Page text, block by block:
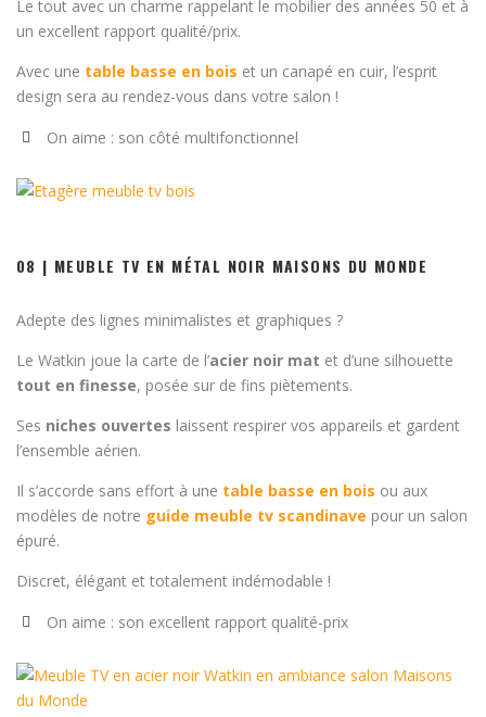
Le tout avec un charme rappelant le mobilier des années 50 et à
un excellent rapport qualité/prix.
Avec une table basse en bois et un canapé en cuir, l’esprit
design sera au rendez-vous dans votre salon !
On aime : son côté multifonctionnel
08 | MEUBLE TV EN MÉTAL NOIR MAISONS DU MONDE
Adepte des lignes minimalistes et graphiques ?
Le Watkin joue la carte de l’acier noir mat et d’une silhouette
tout en finesse, posée sur de fins piètements.
Ses niches ouvertes laissent respirer vos appareils et gardent
l’ensemble aérien.
Il s’accorde sans effort à une table basse en bois ou aux
modèles de notre guide meuble tv scandinave pour un salon
épuré.
Discret, élégant et totalement indémodable !
On aime : son excellent rapport qualité-prix